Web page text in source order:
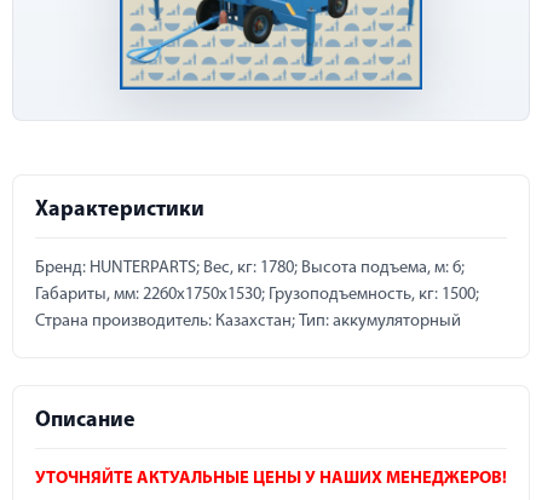
Характеристики
Бренд: HUNTERPARTS; Вес, кг: 1780; Высота подъема, м: 6;
Габариты, мм: 2260х1750х1530; Грузоподъемность, кг: 1500;
Страна производитель: Казахстан; Тип: аккумуляторный
Описание
УТОЧНЯЙТЕ АКТУАЛЬНЫЕ ЦЕНЫ У НАШИХ МЕНЕДЖЕРОВ!